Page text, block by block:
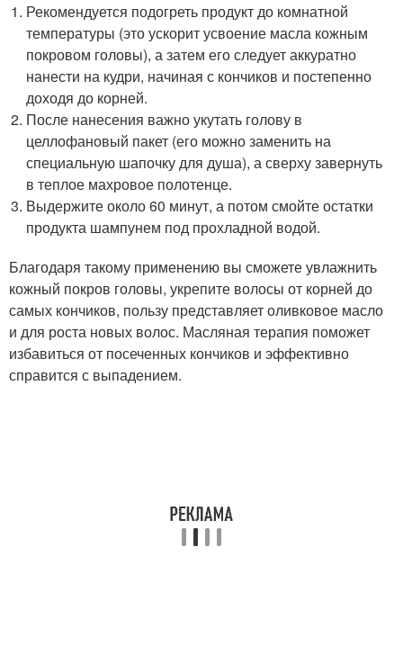
Рекомендуется подогреть продукт до комнатной
температуры (это ускорит усвоение масла кожным
покровом головы), а затем его следует аккуратно
нанести на кудри, начиная с кончиков и постепенно
доходя до корней.
После нанесения важно укутать голову в
целлофановый пакет (его можно заменить на
специальную шапочку для душа), а сверху завернуть
в теплое махровое полотенце.
Выдержите около 60 минут, а потом смойте остатки
продукта шампунем под прохладной водой.
Благодаря такому применению вы сможете увлажнить
кожный покров головы, укрепите волосы от корней до
самых кончиков, пользу представляет оливковое масло
и для роста новых волос. Масляная терапия поможет
избавиться от посеченных кончиков и эффективно
справится с выпадением.